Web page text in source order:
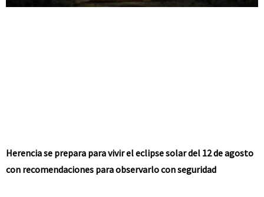
Herencia se prepara para vivir el eclipse solar del 12 de agosto
con recomendaciones para observarlo con seguridad